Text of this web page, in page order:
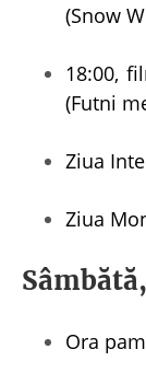
(Snow
18:00,
(Futni
Ziua
Ziua
Ora